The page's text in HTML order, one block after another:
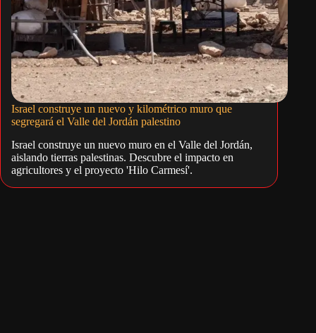
Israel construye un nuevo y kilométrico muro que
segregará el Valle del Jordán palestino
Israel construye un nuevo muro en el Valle del Jordán,
aislando tierras palestinas. Descubre el impacto en
agricultores y el proyecto 'Hilo Carmesí'.